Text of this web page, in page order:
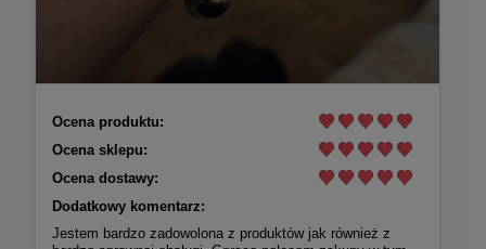
Ocena produktu:
Ocena sklepu:
Ocena dostawy:
Dodatkowy komentarz:
Jestem bardzo zadowolona z produktów jak również z